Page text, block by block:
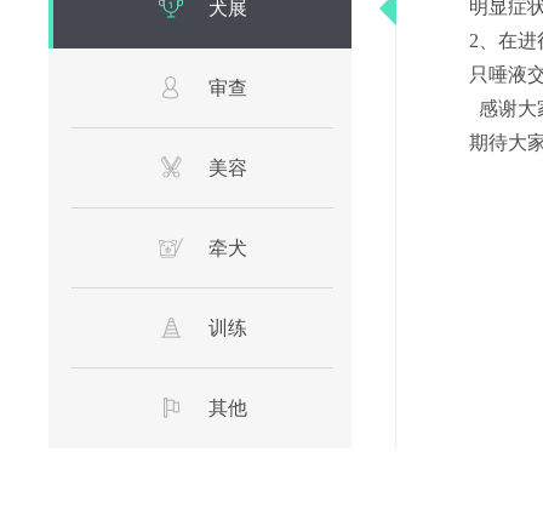
犬展
审查
美容
牵犬
训练
其他
明显症
2、在
只唾液
感谢大
期待大